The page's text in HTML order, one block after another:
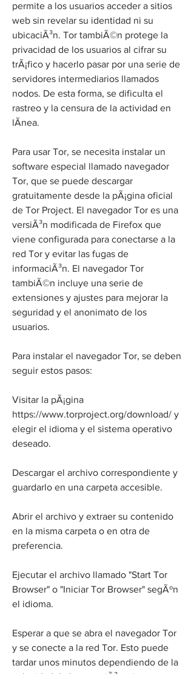
permite a los usuarios acceder a sitios
web sin revelar su identidad ni su
ubicaciÃ³n. Tor tambiÃ©n protege la
privacidad de los usuarios al cifrar su
trÃ¡fico y hacerlo pasar por una serie de
servidores intermediarios llamados
nodos. De esta forma, se dificulta el
rastreo y la censura de la actividad en
lÃ­nea.
Para usar Tor, se necesita instalar un
software especial llamado navegador
Tor, que se puede descargar
gratuitamente desde la pÃ¡gina oficial
de Tor Project. El navegador Tor es una
versiÃ³n modificada de Firefox que
viene configurada para conectarse a la
red Tor y evitar las fugas de
informaciÃ³n. El navegador Tor
tambiÃ©n incluye una serie de
extensiones y ajustes para mejorar la
seguridad y el anonimato de los
usuarios.
Para instalar el navegador Tor, se deben
seguir estos pasos:
Visitar la pÃ¡gina
https://www.torproject.org/download/ y
elegir el idioma y el sistema operativo
deseado.
Descargar el archivo correspondiente y
guardarlo en una carpeta accesible.
Abrir el archivo y extraer su contenido
en la misma carpeta o en otra de
preferencia.
Ejecutar el archivo llamado "Start Tor
Browser" o "Iniciar Tor Browser" segÃºn
el idioma.
Esperar a que se abra el navegador Tor
y se conecte a la red Tor. Esto puede
tardar unos minutos dependiendo de la